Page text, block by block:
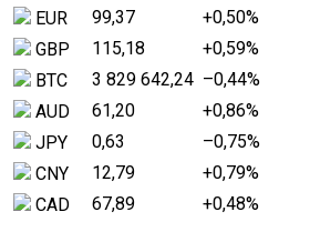
EUR
99,37 +0,50%
GBP
115,18 +0,59%
BTC
3 829 642,24 –0,44%
AUD
61,20 +0,86%
JPY
0,63 –0,75%
CNY
12,79 +0,79%
CAD
67,89 +0,48%